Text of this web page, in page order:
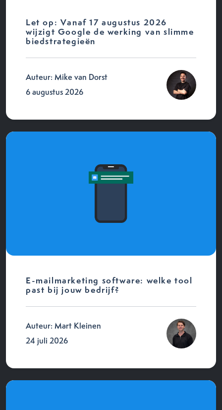
Let op: Vanaf 17 augustus 2026
wijzigt Google de werking van slimme
biedstrategieën
Auteur: Mike van Dorst
6 augustus 2026
E-mailmarketing software: welke tool
past bij jouw bedrijf?
Auteur: Mart Kleinen
24 juli 2026